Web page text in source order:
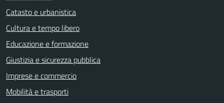
Catasto e urbanistica
Cultura e tempo libero
Educazione e formazione
Giustizia e sicurezza pubblica
Imprese e commercio
Mobilità e trasporti